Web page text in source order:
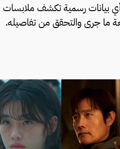
بيانات رسمية تكشف ملابسات
ما جرى والتحقق من تفاصيله.